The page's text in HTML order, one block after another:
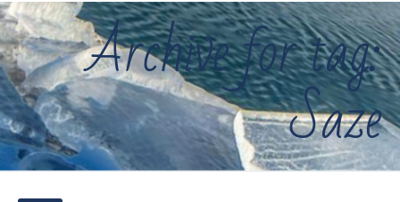
Archive for tag:
Saze